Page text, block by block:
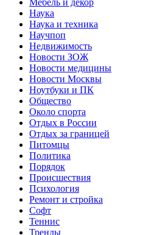
Наука
Наука и техника
Научпоп
Недвижимость
Новости ЗОЖ
Новости медицины
Новости Москвы
Ноутбуки и ПК
Общество
Около спорта
Отдых в России
Отдых за границей
Питомцы
Политика
Порядок
Происшествия
Психология
Ремонт и стройка
Софт
Теннис
Тренды